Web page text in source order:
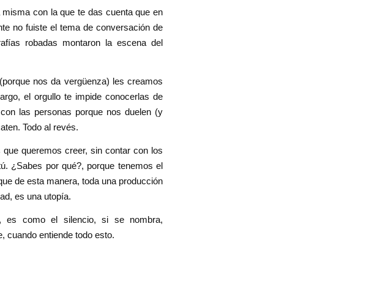
con la que te das cuenta que en
no fuiste el tema de conversación de
robadas montaron la escena del
nos da vergüenza) les creamos
el orgullo te impide conocerlas de
las personas porque nos duelen (y
Todo al revés.
queremos creer, sin contar con los
¿Sabes por qué?, porque tenemos el
de esta manera, toda una producción
es una utopía.
es como el silencio, si se nombra,
cuando entiende todo esto.